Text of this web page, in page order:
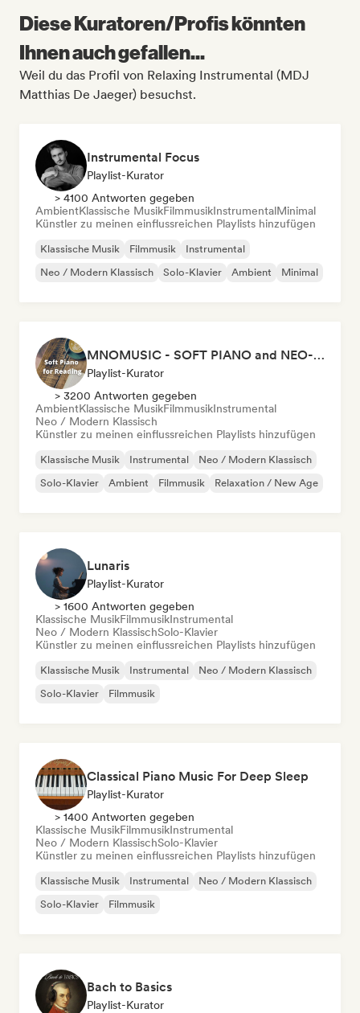
Diese Kuratoren/Profis könnten
Ihnen auch gefallen...
Weil du das Profil von Relaxing Instrumental (MDJ
Matthias De Jaeger) besuchst.
Instrumental Focus
Playlist-Kurator
> 4100 Antworten gegeben
AmbientKlassische MusikFilmmusikInstrumentalMinimal
Künstler zu meinen einflussreichen Playlists hinzufügen
Klassische Musik Filmmusik
Instrumental
Neo / Modern Klassisch
Solo-Klavier Ambient Minimal
MNOMUSIC - SOFT PIANO and NEO-CLASSICAL
Playlist-Kurator
> 3200 Antworten gegeben
AmbientKlassische MusikFilmmusikInstrumental
Neo / Modern Klassisch
Künstler zu meinen einflussreichen Playlists hinzufügen
Klassische Musik Instrumental
Neo / Modern Klassisch
Solo-Klavier
Ambient Filmmusik Relaxation / New Age
Lunaris
Playlist-Kurator
> 1600 Antworten gegeben
Klassische MusikFilmmusikInstrumental
Neo / Modern KlassischSolo-Klavier
Künstler zu meinen einflussreichen Playlists hinzufügen
Klassische Musik Instrumental
Neo / Modern Klassisch
Solo-Klavier
Filmmusik
Classical Piano Music For Deep Sleep
Playlist-Kurator
> 1400 Antworten gegeben
Klassische MusikFilmmusikInstrumental
Neo / Modern KlassischSolo-Klavier
Künstler zu meinen einflussreichen Playlists hinzufügen
Klassische Musik Instrumental
Neo / Modern Klassisch
Solo-Klavier
Filmmusik
Bach to Basics
Playlist-Kurator